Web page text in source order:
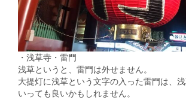
・浅草寺・雷門
浅草というと、雷門は外せません。
大提灯に浅草という文字の入った雷門は、
いっても良いかもしれません。